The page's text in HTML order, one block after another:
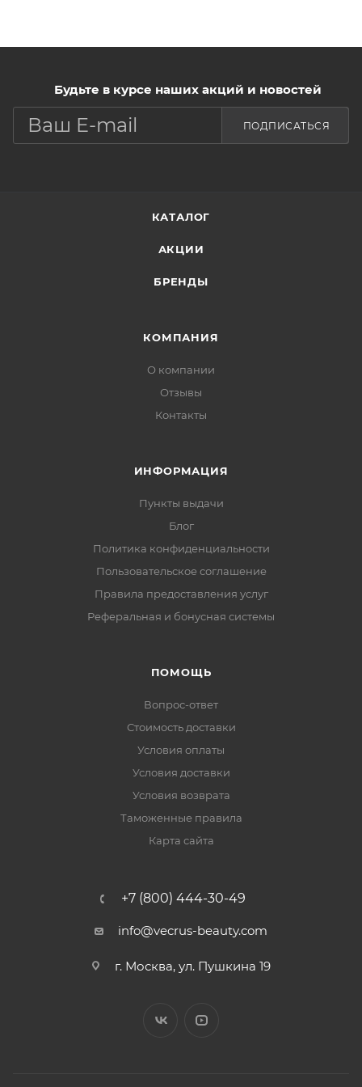
Будьте в курсе наших акций и новостей
ПОДПИСАТЬСЯ
КАТАЛОГ
АКЦИИ
БРЕНДЫ
КОМПАНИЯ
О компании
Отзывы
Контакты
ИНФОРМАЦИЯ
Пункты выдачи
Блог
Политика конфиденциальности
Пользовательское соглашение
Правила предоставления услуг
Реферальная и бонусная системы
ПОМОЩЬ
Вопрос-ответ
Стоимость доставки
Условия оплаты
Условия доставки
Условия возврата
Таможенные правила
Карта сайта
+7 (800) 444-30-49
info@vecrus-beauty.com
г. Москва, ул. Пушкина 19